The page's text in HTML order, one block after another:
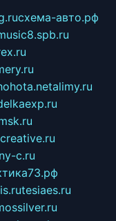
схема-авто.рф
alimy.ru
c.ru
tesiaes.ru